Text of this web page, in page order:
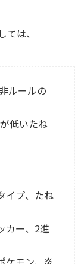
は、
ルールの
低いたね
イプ、たね
カー、2進